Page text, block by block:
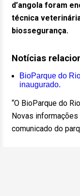
d’angola foram
técnica
biossegurança.
Notícias
BioParque do
inaugurado.
“O BioParque do
Novas
comunicado do